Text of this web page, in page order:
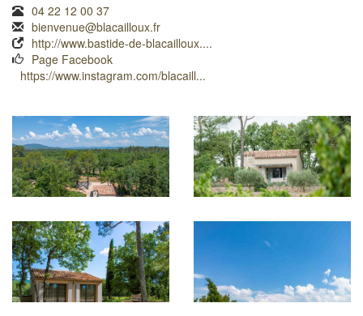
04 22 12 00 37
bienvenue@blacailloux.fr
http://www.bastide-de-blacailloux....
Page Facebook
https://www.instagram.com/blacaill...